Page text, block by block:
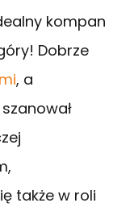
kompan
Dobrze
, a
także w roli